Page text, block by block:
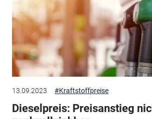
13.09.2023 #Kraftstoffpreise
Dieselpreis: Preisanstieg